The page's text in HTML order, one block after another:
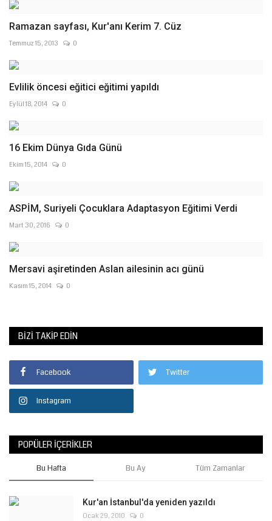
Ramazan sayfası, Kur'anı Kerim 7. Cüz
Temmuz 15, 2013 0
Evlilik öncesi eğitici eğitimi yapıldı
Eylül 18, 2014 0
16 Ekim Dünya Gıda Günü
Ekim 15, 2014 0
ASPİM, Suriyeli Çocuklara Adaptasyon Eğitimi Verdi
Mart 30, 2016 0
Mersavi aşiretinden Aslan ailesinin acı günü
Kasım 15, 2014 0
BIZI TAKIP EDIN
Facebook Twitter
Instagram
POPÜLER İÇERIKLER
Bu Hafta Bu Ay Tüm Zamanlar
Kur'an İstanbul'da yeniden yazıldı
Ocak 29, 2010 0